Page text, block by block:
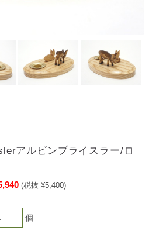
アルビンプライスラー/ロ
(税抜 ¥5,400)
個